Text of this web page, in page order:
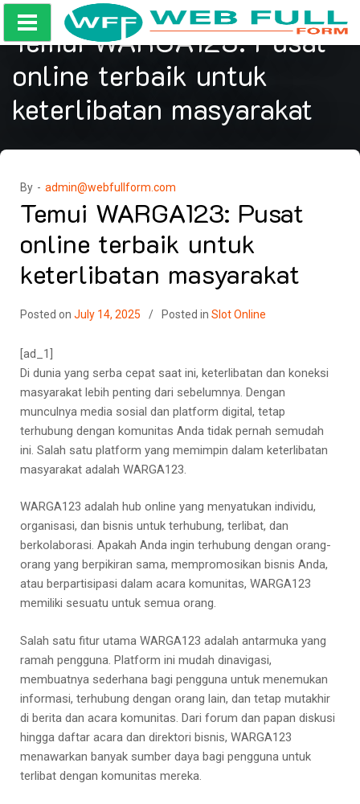
Skip
content
Temui WARGA123: Pusat
online terbaik untuk
keterlibatan masyarakat
By - admin@webfullform.com
Temui WARGA123: Pusat
online terbaik untuk
keterlibatan masyarakat
Posted on July 14, 2025 Posted in Slot Online
[ad_1]
Di dunia yang serba cepat saat ini, keterlibatan dan koneksi
masyarakat lebih penting dari sebelumnya. Dengan
munculnya media sosial dan platform digital, tetap
terhubung dengan komunitas Anda tidak pernah semudah
ini. Salah satu platform yang memimpin dalam keterlibatan
masyarakat adalah WARGA123.
WARGA123 adalah hub online yang menyatukan individu,
organisasi, dan bisnis untuk terhubung, terlibat, dan
berkolaborasi. Apakah Anda ingin terhubung dengan orang-
orang yang berpikiran sama, mempromosikan bisnis Anda,
atau berpartisipasi dalam acara komunitas, WARGA123
memiliki sesuatu untuk semua orang.
Salah satu fitur utama WARGA123 adalah antarmuka yang
ramah pengguna. Platform ini mudah dinavigasi,
membuatnya sederhana bagi pengguna untuk menemukan
informasi, terhubung dengan orang lain, dan tetap mutakhir
di berita dan acara komunitas. Dari forum dan papan diskusi
hingga daftar acara dan direktori bisnis, WARGA123
menawarkan banyak sumber daya bagi pengguna untuk
terlibat dengan komunitas mereka.